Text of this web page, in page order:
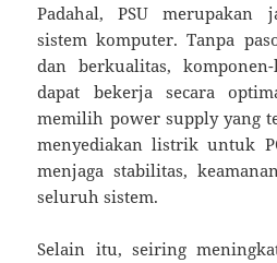
Padahal, PSU merupakan
sistem komputer. Tanpa
dan berkualitas,
dapat bekerja secara
memilih power supply yang
menyediakan listrik untuk
menjaga stabilitas,
seluruh sistem.
Selain itu, seiring